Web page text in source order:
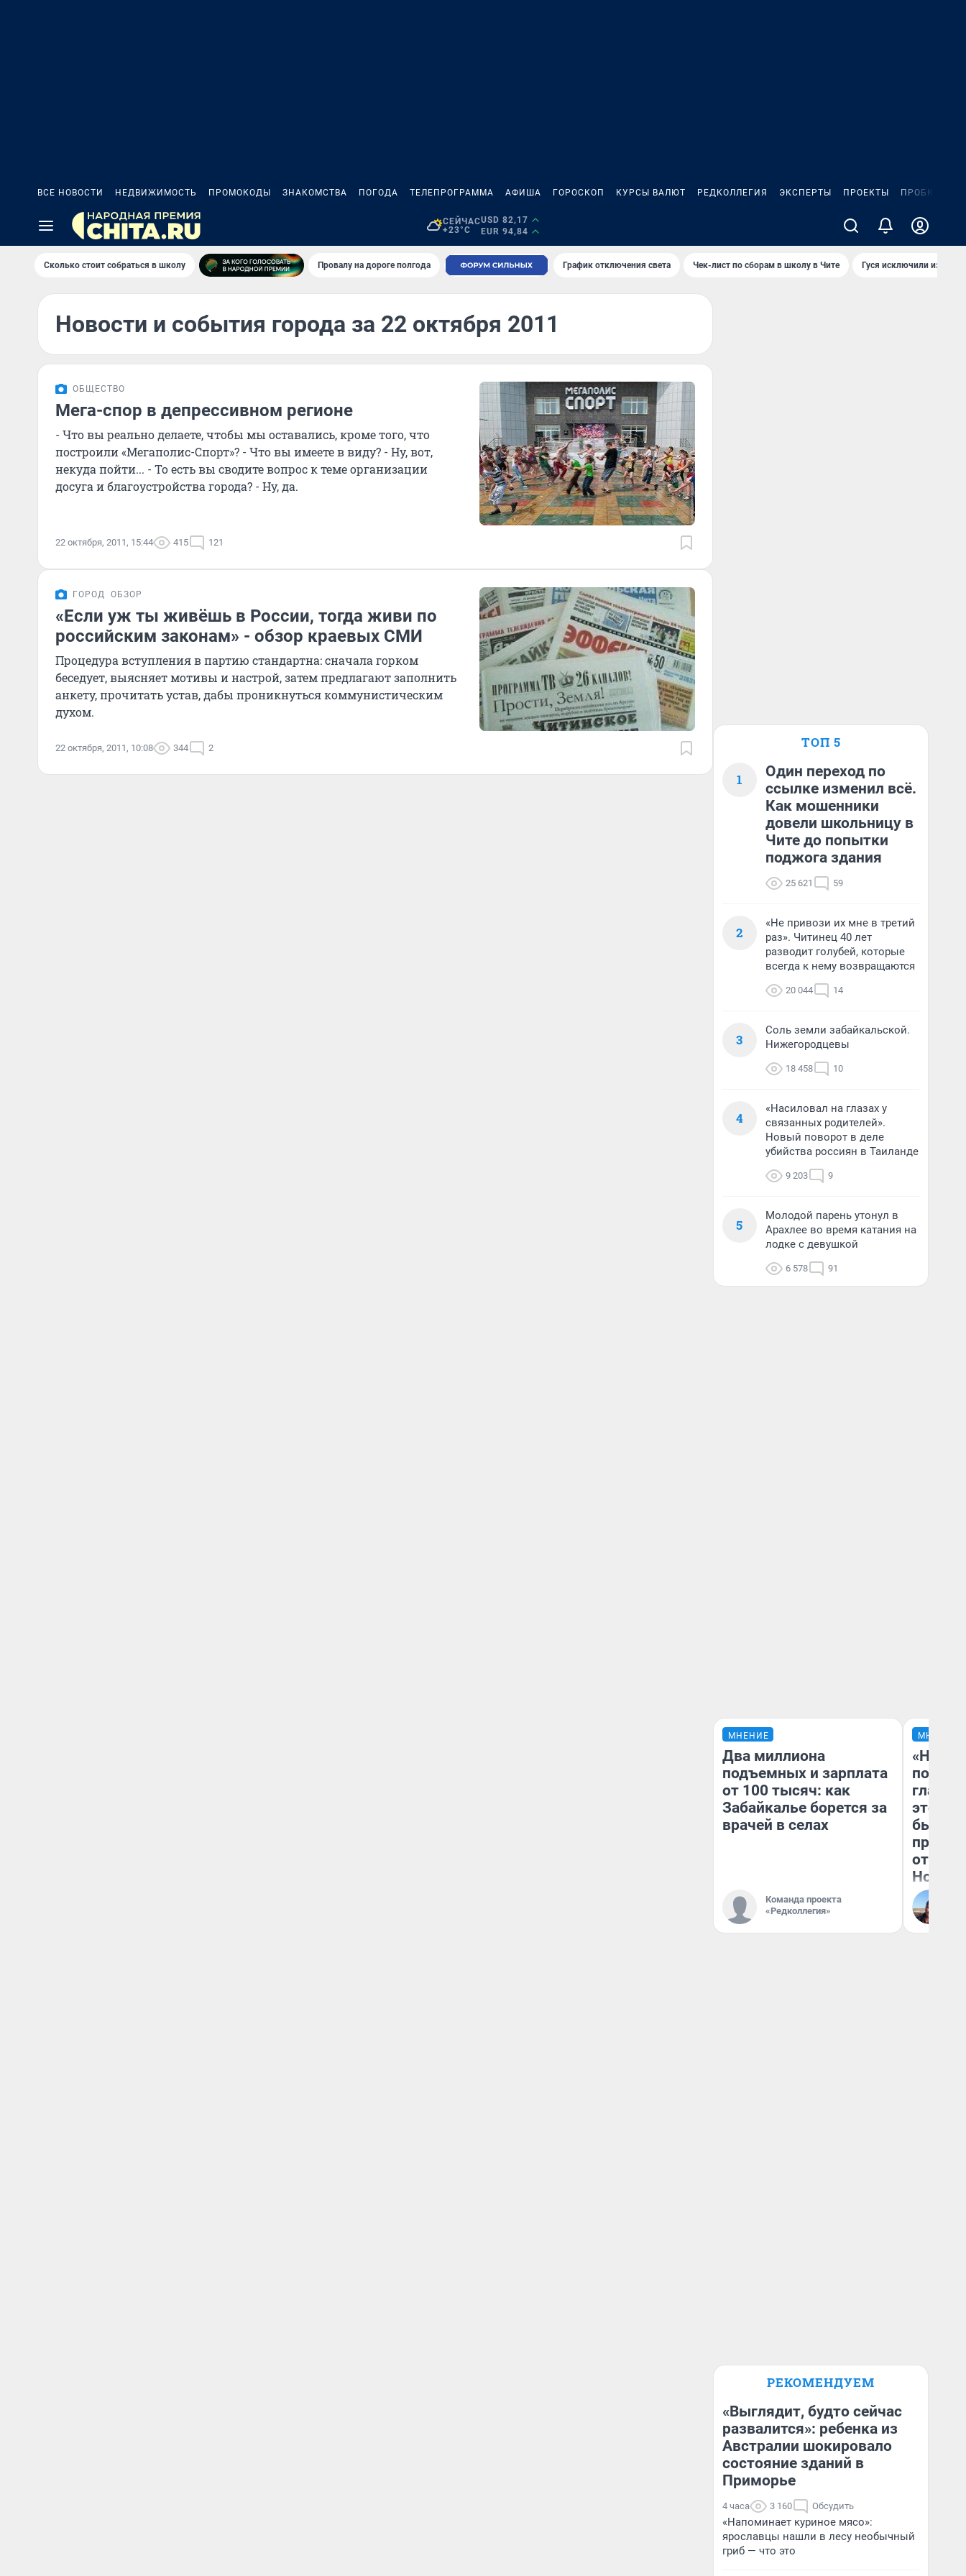
ВСЕ НОВОСТИ НЕДВИЖИМОСТЬ ПРОМОКОДЫ ЗНАКОМСТВА ПОГОДА ТЕЛЕПРОГРАММА АФИША ГОРОСКОП КУРСЫ ВАЛЮТ РЕДКОЛЛЕГИЯ ЭКСПЕРТЫ ПРОЕКТЫ ПРОБКИ
СЕЙЧАС
+23°C
USD 82,17
EUR 94,84
Сколько стоит собраться в школу Провалу на дороге полгода График отключения света Чек-лист по сборам в школу в Чите Гуся исключили из
Новости и события города за 22 октября 2011
ОБЩЕСТВО
Мега-спор в депрессивном регионе
- Что вы реально делаете, чтобы мы оставались, кроме того, что
построили «Мегаполис-Спорт»? - Что вы имеете в виду? - Ну, вот,
некуда пойти... - То есть вы сводите вопрос к теме организации
досуга и благоустройства города? - Ну, да.
22 октября, 2011, 15:44 415 121
ГОРОД ОБЗОР
«Если уж ты живёшь в России, тогда живи по
российским законам» - обзор краевых СМИ
Процедура вступления в партию стандартна: сначала горком
беседует, выясняет мотивы и настрой, затем предлагают заполнить
анкету, прочитать устав, дабы проникнуться коммунистическим
духом.
22 октября, 2011, 10:08 344 2 ТОП 5
1
Один переход по
ссылке изменил всё.
Как мошенники
довели школьницу в
Чите до попытки
поджога здания
25 621 59
2
«Не привози их мне в третий
раз». Читинец 40 лет
разводит голубей, которые
всегда к нему возвращаются
20 044 14
3
Соль земли забайкальской.
Нижегородцевы
18 458 10
4
«Насиловал на глазах у
связанных родителей».
Новый поворот в деле
убийства россиян в Таиланде
9 203 9
5
Молодой парень утонул в
Арахлее во время катания на
лодке с девушкой
6 578 91
МНЕНИЕ
Два миллиона
подъемных и зарплата
от 100 тысяч: как
Забайкалье борется за
врачей в селах
Команда проекта
«Редколлегия»
МНЕНИЕ
этого
бьет
отзыв
Нолана
РЕКОМЕНДУЕМ
«Выглядит, будто сейчас
развалится»: ребенка из
Австралии шокировало
состояние зданий в
Приморье
4 часа 3 160 Обсудить
«Напоминает куриное мясо»:
ярославцы нашли в лесу необычный
гриб — что это